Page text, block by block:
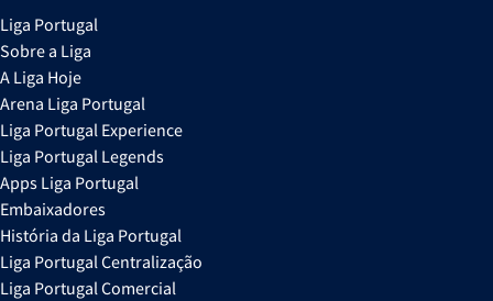
Liga Portugal
Sobre a Liga
A Liga Hoje
Arena Liga Portugal
Liga Portugal Experience
Liga Portugal Legends
Apps Liga Portugal
Embaixadores
História da Liga Portugal
Liga Portugal Centralização
Liga Portugal Comercial